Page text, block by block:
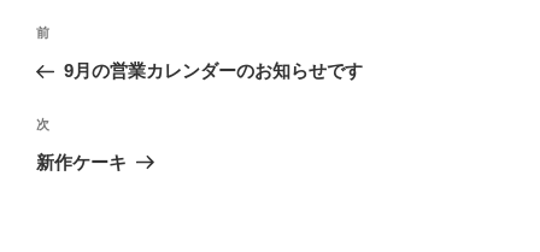
投
ナ
ビ
ゲ
前
の
稿
前
9月の営業カレンダーのお知らせです
次
の
次
新作ケーキ